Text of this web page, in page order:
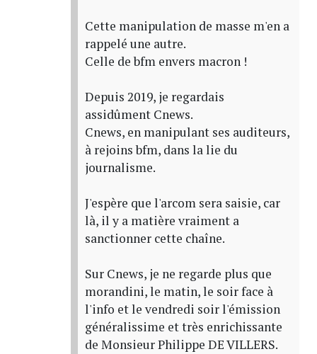
Cette manipulation de masse m'en a
rappelé une autre.
Celle de bfm envers macron !
Depuis 2019, je regardais
assidûment Cnews.
Cnews, en manipulant ses auditeurs,
à rejoins bfm, dans la lie du
journalisme.
J'espère que l'arcom sera saisie, car
là, il y a matière vraiment a
sanctionner cette chaîne.
Sur Cnews, je ne regarde plus que
morandini, le matin, le soir face à
l'info et le vendredi soir l'émission
généralissime et très enrichissante
de Monsieur Philippe DE VILLERS.